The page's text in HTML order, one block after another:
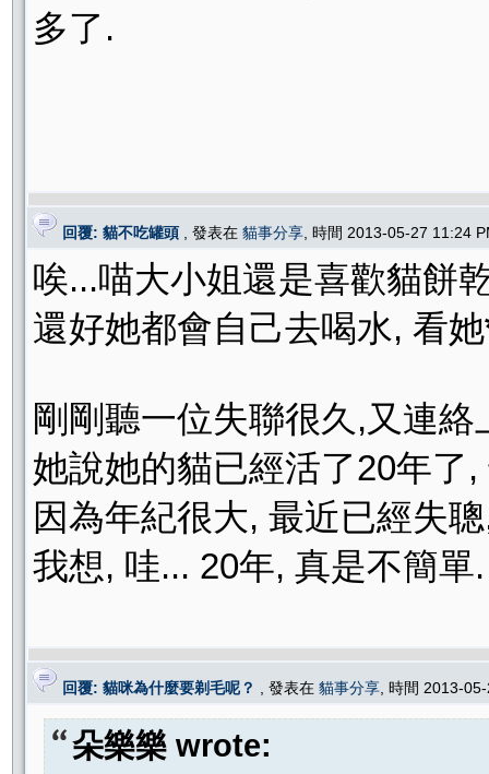
多了.
回覆: 貓不吃罐頭 , 發表在 貓事分享 , 時間 2013-05-27 11:24
唉...喵大小姐還是喜歡貓餅
還好她都會自己去喝水, 看她
剛剛聽一位失聯很久,又連絡
她說她的貓已經活了20年了
因為年紀很大, 最近已經失
我想, 哇... 20年, 真是不簡單.
回覆: 貓咪為什麼要剃毛呢？ , 發表在 貓事分享 , 時間 2013-
朵樂樂 wrote: